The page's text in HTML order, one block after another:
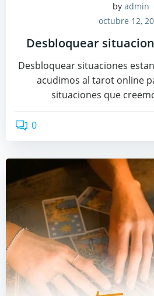
by admin
octubre 12,
Desbloquear
Desbloquear situaciones
acudimos al tarot online
situaciones que
0